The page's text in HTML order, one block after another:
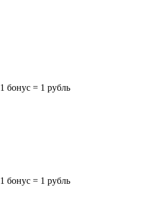
1 бонус = 1 рубль
1 бонус = 1 рубль